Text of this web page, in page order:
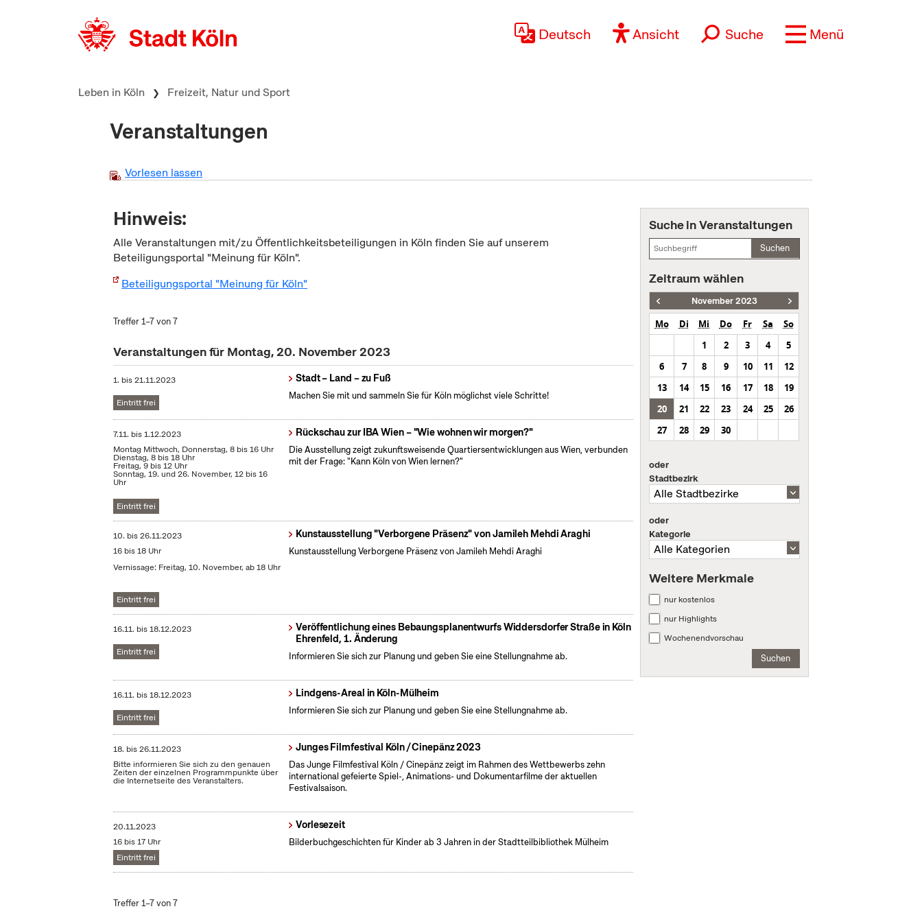
Deutsch Ansicht Suche Menü
Leben in Köln Freizeit, Natur und Sport
Veranstaltungen
Vorlesen lassen
Hinweis:
Alle Veranstaltungen mit/zu Öffentlichkeitsbeteiligungen in Köln finden Sie auf unserem
Beteiligungsportal "Meinung für Köln".
Beteiligungsportal "Meinung für Köln"
Treffer 1–7 von 7
Veranstaltungen für Montag, 20. November 2023
1. bis21.11.2023
Eintritt frei
Stadt – Land – zu Fuß
Machen Sie mit und sammeln Sie für Köln möglichst viele Schritte!
7.11. bis1.12.2023
Montag Mittwoch, Donnerstag, 8 bis 16 Uhr
Dienstag, 8 bis 18 Uhr
Freitag, 9 bis 12 Uhr
Sonntag, 19. und 26. November, 12 bis 16
Uhr
Eintritt frei
Rückschau zur IBA Wien – "Wie wohnen wir morgen?"
Die Ausstellung zeigt zukunftsweisende Quartiersentwicklungen aus Wien, verbunden
mit der Frage: "Kann Köln von Wien lernen?"
10. bis26.11.2023
16 bis 18 Uhr
Vernissage: Freitag, 10. November, ab 18 Uhr
Eintritt frei
Kunstausstellung "Verborgene Präsenz" von Jamileh Mehdi Araghi
Kunstausstellung Verborgene Präsenz von Jamileh Mehdi Araghi
16.11. bis18.12.2023
Eintritt frei
Veröffentlichung eines Bebaungsplanentwurfs Widdersdorfer Straße in Köln
Ehrenfeld, 1. Änderung
Informieren Sie sich zur Planung und geben Sie eine Stellungnahme ab.
16.11. bis18.12.2023
Eintritt frei
Lindgens-Areal in Köln-Mülheim
Informieren Sie sich zur Planung und geben Sie eine Stellungnahme ab.
18. bis26.11.2023
Bitte informieren Sie sich zu den genauen
Zeiten der einzelnen Programmpunkte über
die Internetseite des Veranstalters.
Junges Filmfestival Köln / Cinepänz 2023
Das Junge Filmfestival Köln / Cinepänz zeigt im Rahmen des Wettbewerbs zehn
international gefeierte Spiel-, Animations- und Dokumentarfilme der aktuellen
Festivalsaison.
20.11.2023
16 bis 17 Uhr
Eintritt frei
Vorlesezeit
Bilderbuchgeschichten für Kinder ab 3 Jahren in der Stadtteilbibliothek Mülheim
Treffer 1–7 von 7
Suche in Veranstaltungen
Suchen
Zeitraum wählen
November 2023
Mo Di Mi Do Fr Sa
So
1
2 3 4
5
6
7 8 9 10 11
12
13
14 15 16 17 18
19
20
21 22 23 24 25
26
27
28 29 30
oder
Stadtbezirk
oder
Kategorie
Weitere Merkmale
nur kostenlos
nur Highlights
Wochenendvorschau
Suchen